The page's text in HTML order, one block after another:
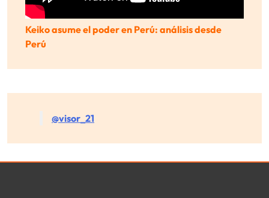
Keiko asume el poder en Perú: análisis desde
Perú
@visor_21